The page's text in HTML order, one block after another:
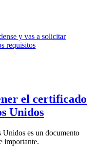
el certificado
Unidos
Unidos es un documento
importante.